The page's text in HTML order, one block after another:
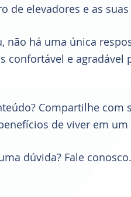
de elevadores e as
não há uma única
confortável e agradável
Compartilhe com
de viver em
dúvida? Fale